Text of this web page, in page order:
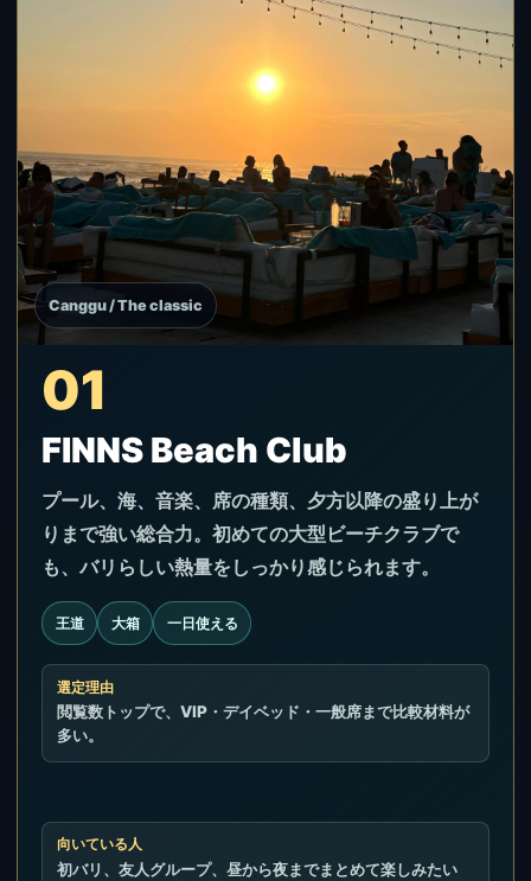
Canggu / The classic
01
FINNS Beach Club
プール、海、音楽、席の種類、夕方以降の盛り上が
りまで強い総合力。初めての大型ビーチクラブで
も、バリらしい熱量をしっかり感じられます。
王道 大箱 一日使える
選定理由
閲覧数トップで、VIP・デイベッド・一般席まで比較材料が
多い。
向いている人
初バリ、友人グループ、昼から夜までまとめて楽しみたい